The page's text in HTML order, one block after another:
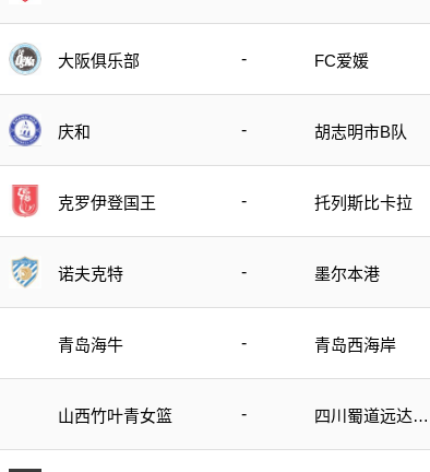
大阪俱乐部 - FC爱媛
庆和 - 胡志明市B队
克罗伊登国王 - 托列斯比卡拉
诺夫克特 - 墨尔本港
青岛海牛 - 青岛西海岸
山西竹叶青女篮 -
四川蜀道远达女